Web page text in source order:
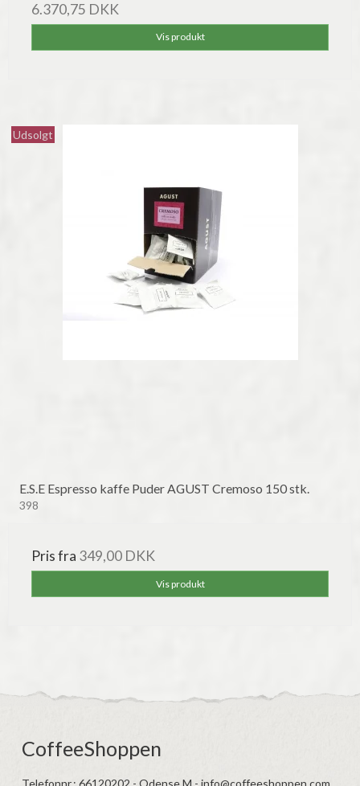
6.370,75 DKK
Vis produkt
Udsolgt
E.S.E Espresso kaffe Puder AGUST Cremoso 150 stk.
398
Pris fra 349,00 DKK
Vis produkt
CoffeeShoppen